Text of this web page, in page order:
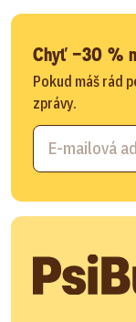
Chyť −30 %
Pokud máš rád
zprávy.